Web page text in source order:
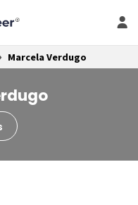
Marcela Verdugo